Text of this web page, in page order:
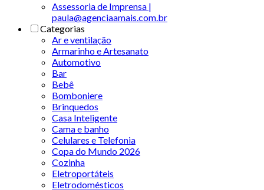
Assessoria de Imprensa |
paula@agenciaamais.com.br
Categorias
Ar e ventilação
Armarinho e Artesanato
Automotivo
Bar
Bebê
Bomboniere
Brinquedos
Casa Inteligente
Cama e banho
Celulares e Telefonia
Copa do Mundo 2026
Cozinha
Eletroportáteis
Eletrodomésticos